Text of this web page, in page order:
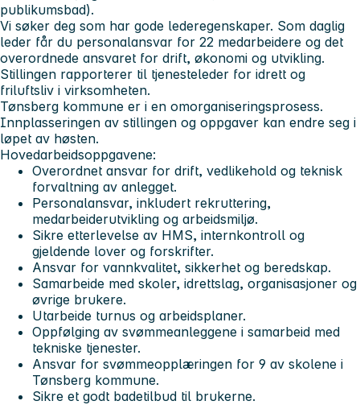
publikumsbad).
Vi søker deg som har gode lederegenskaper. Som daglig
leder får du personalansvar for 22 medarbeidere og det
overordnede ansvaret for drift, økonomi og utvikling.
Stillingen rapporterer til tjenesteleder for idrett og
friluftsliv i virksomheten.
Tønsberg kommune er i en omorganiseringsprosess.
Innplasseringen av stillingen og oppgaver kan endre seg i
løpet av høsten.
Hovedarbeidsoppgavene:
Overordnet ansvar for drift, vedlikehold og teknisk
forvaltning av anlegget.
Personalansvar, inkludert rekruttering,
medarbeiderutvikling og arbeidsmiljø.
Sikre etterlevelse av HMS, internkontroll og
gjeldende lover og forskrifter.
Ansvar for vannkvalitet, sikkerhet og beredskap.
Samarbeide med skoler, idrettslag, organisasjoner og
øvrige brukere.
Utarbeide turnus og arbeidsplaner.
Oppfølging av svømmeanleggene i samarbeid med
tekniske tjenester.
Ansvar for svømmeopplæringen for 9 av skolene i
Tønsberg kommune.
Sikre et godt badetilbud til brukerne.